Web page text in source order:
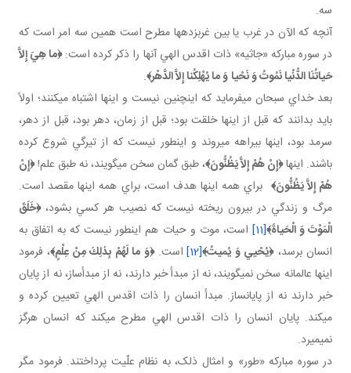
سه.
آنچه که الآن در غرب يا بين غرب زده ها مطرح است همين سه امر است که
در سوره مبارکه «جاثيه» ذات اقدس الهي آنها را ذکر کرده است:﴿ما هِيَ إِلاَّ
حَياتُنَا الدُّنْيا نَمُوتُ وَ نَحْيا وَ ما يُهْلِكُنا إِلاَّ الدَّهْر﴾.
بعد خداي سبحان مي فرمايد که اين چنين نيست و اينها اشتباه مي کنند؛ اولاً
بايد بدانند که قبل از اينها خلقت بود؛ قبل از زمان، دهر بود، قبل از دهر،
سرمد بود، اينها بيراهه مي روند و اين طور نيست که از تيرگي شروع کرده
باشند. اينها﴿إِنْ هُمْ إِلاَّ يَظُنُّونَ﴾، طبق گمان سخن مي گويند، نه طبق علم!﴿إِنْ
هُمْ إِلاَّ يَظُنُّونَ﴾ براي همه اينها هدف است، براي همه اينها مقصد است.
مرگ و زندگي در بيرون ريخته نيست که نصيب هر کسي بشود،﴿خَلَقَ
الْمَوْتَ وَ الْحَياةَ﴾[11]
است، موت و حيات هم اين طور نيست که به اتفاق به
انسان برسد،﴿يُحْيي‏ وَ يُميتُ﴾[12] است.﴿وَ ما لَهُمْ بِذلِكَ مِنْ عِلْمٍ﴾، فرمود
اينها عالمانه سخن نمي گويند، نه از مبدأ خبر دارند، نه از مبدأساز، نه از پايان
خبر دارند نه از پايان ساز. مبدأ انسان را ذات اقدس الهي تعيين کرده و
مي کند. پايان انسان را ذات اقدس الهي مطرح مي کند که انسان هرگز
نمي ميرد.
در سوره مبارکه «طور» و امثال ذلک، به نظام علّيت پرداختند. فرمود مگر